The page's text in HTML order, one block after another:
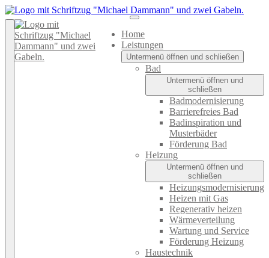
Home
Leistungen
Untermenü öffnen und schließen
Bad
Untermenü öffnen und
schließen
Badmodernisierung
Barrierefreies Bad
Badinspiration und
Musterbäder
Förderung Bad
Heizung
Untermenü öffnen und
schließen
Heizungsmodernisierung
Heizen mit Gas
Regenerativ heizen
Wärmeverteilung
Wartung und Service
Förderung Heizung
Haustechnik